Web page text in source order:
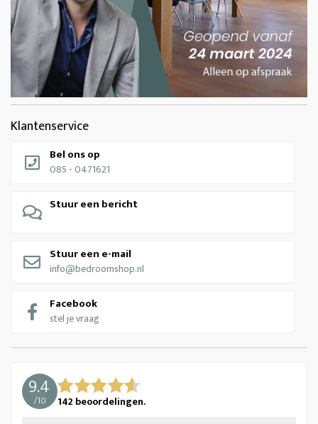
Klantenservice
Bel ons op
085 - 0471621
Stuur een bericht
Stuur een e-mail
info@bedroomshop.nl
Facebook
stel je vraag
9.4
/10 142 beoordelingen.